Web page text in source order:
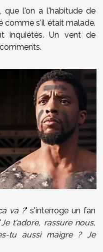
que l'on a l'habitude de
comme s'il était malade.
inquiétés. Un vent de
va ?" s'interroge un fan
Je t'adore, rassure nous,
tu aussi maigre ? Je